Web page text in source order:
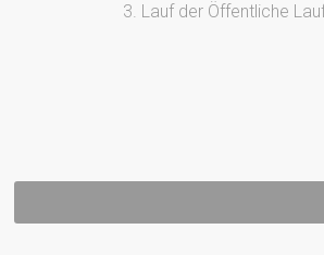
3. Lauf der Öffentliche